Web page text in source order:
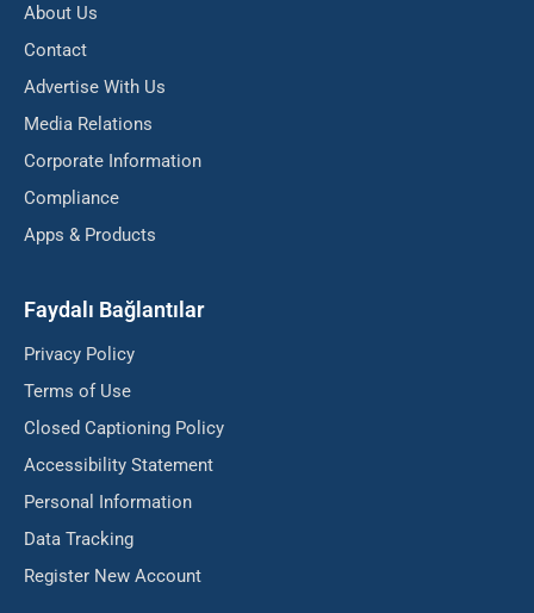
About Us
Contact
Advertise With Us
Media Relations
Corporate Information
Compliance
Apps & Products
Faydalı Bağlantılar
Privacy Policy
Terms of Use
Closed Captioning Policy
Accessibility Statement
Personal Information
Data Tracking
Register New Account